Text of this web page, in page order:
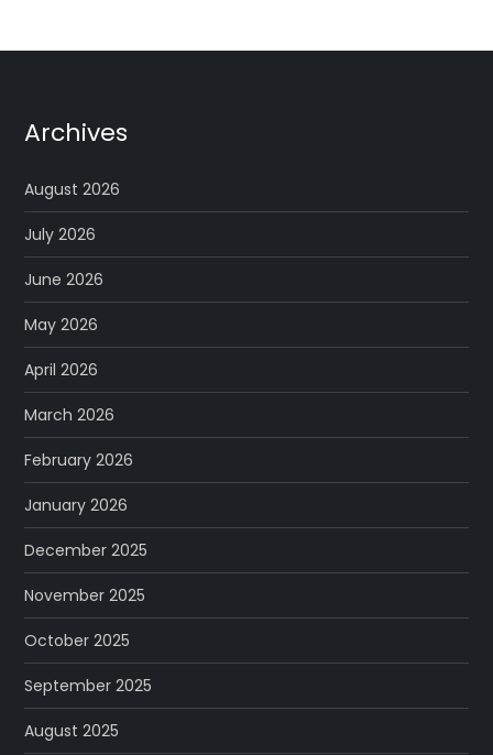
Archives
August 2026
July 2026
June 2026
May 2026
April 2026
March 2026
February 2026
January 2026
December 2025
November 2025
October 2025
September 2025
August 2025